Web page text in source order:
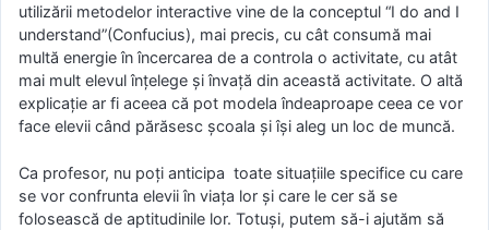
utilizării metodelor interactive vine de la conceptul “I do and I
understand”(Confucius), mai precis, cu cât consumă mai
multă energie în încercarea de a controla o activitate, cu atât
mai mult elevul înţelege şi învaţă din această activitate. O altă
explicaţie ar fi aceea că pot modela îndeaproape ceea ce vor
face elevii când părăsesc şcoala şi îşi aleg un loc de muncă.
Ca profesor, nu poţi anticipa toate situaţiile specifice cu care
se vor confrunta elevii în viaţa lor şi care le cer să se
folosească de aptitudinile lor. Totuşi, putem să-i ajutăm să